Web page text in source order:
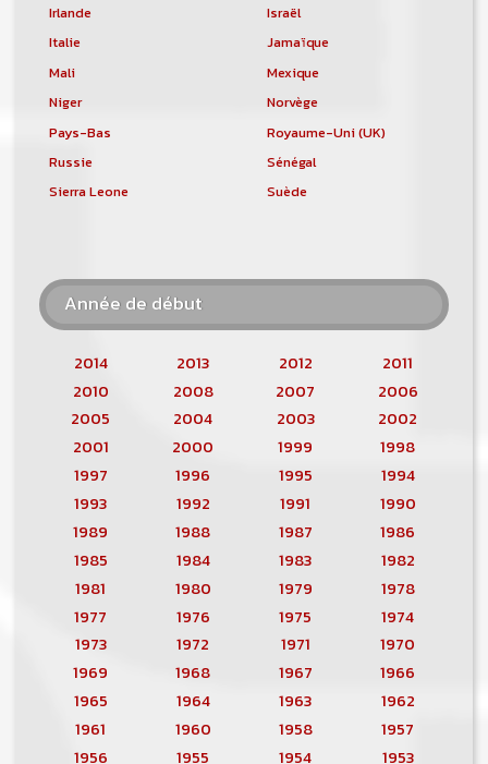
Irlande
Israël
Italie
Jamaïque
Mali
Mexique
Niger
Norvège
Pays-Bas
Royaume-Uni (UK)
Russie
Sénégal
Sierra Leone
Suède
Année de début
2014 2013 2012
2011
2010
2008 2007
2006
2005
2004 2003
2002
2001
2000 1999
1998
1997
1996 1995
1994
1993
1992 1991
1990
1989
1988 1987
1986
1985
1984 1983
1982
1981
1980 1979
1978
1977
1976 1975
1974
1973
1972 1971
1970
1969
1968 1967
1966
1965
1964 1963
1962
1961
1960 1958
1957
1956
1955 1954
1953